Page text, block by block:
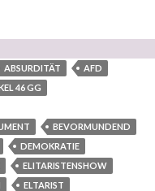
betreffend
ABSURDITÄT
AFD
46 GG
BEVORMUNDEND
DEMOKRATIE
ELITARISTENSHOW
ELTARIST